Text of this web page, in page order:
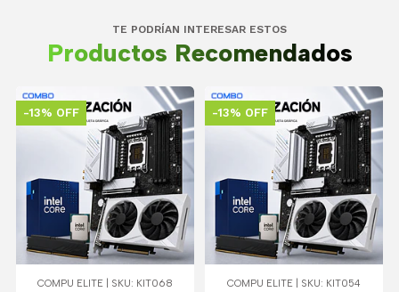
TE PODRÍAN INTERESAR ESTOS
Productos Recomendados
-13% OFF
COMPU ELITE | SKU: KIT068
-13% OFF
COMPU ELITE | SKU: KIT054